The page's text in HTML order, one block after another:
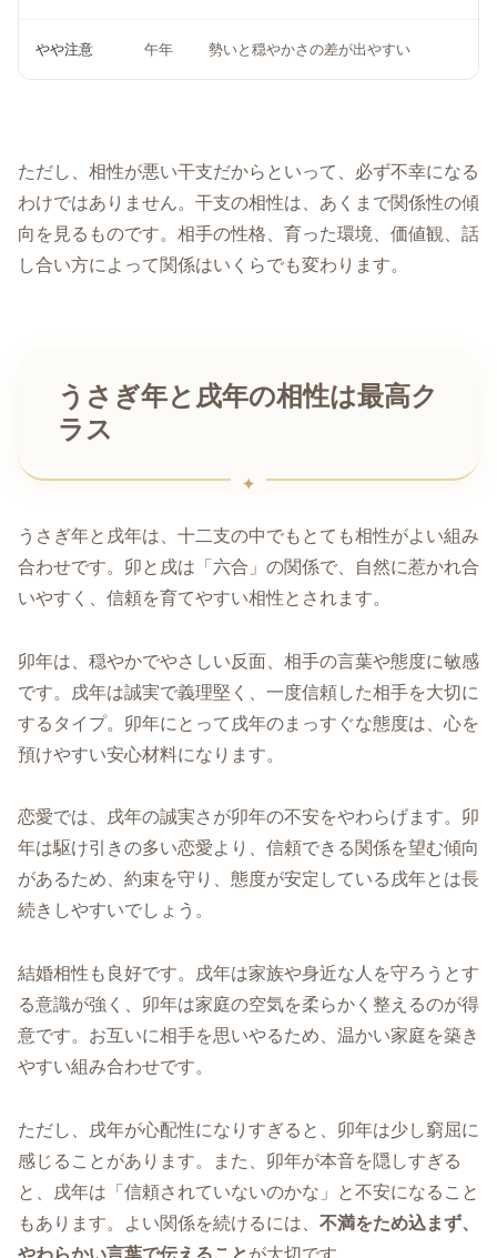
やや注意 午年 勢いと穏やかさの差が出やすい
ただし、相性が悪い干支だからといって、必ず不幸になる
わけではありません。干支の相性は、あくまで関係性の傾
向を見るものです。相手の性格、育った環境、価値観、話
し合い方によって関係はいくらでも変わります。
うさぎ年と戌年の相性は最高ク
ラス
うさぎ年と戌年は、十二支の中でもとても相性がよい組み
合わせです。卯と戌は「六合」の関係で、自然に惹かれ合
いやすく、信頼を育てやすい相性とされます。
卯年は、穏やかでやさしい反面、相手の言葉や態度に敏感
です。戌年は誠実で義理堅く、一度信頼した相手を大切に
するタイプ。卯年にとって戌年のまっすぐな態度は、心を
預けやすい安心材料になります。
恋愛では、戌年の誠実さが卯年の不安をやわらげます。卯
年は駆け引きの多い恋愛より、信頼できる関係を望む傾向
があるため、約束を守り、態度が安定している戌年とは長
続きしやすいでしょう。
結婚相性も良好です。戌年は家族や身近な人を守ろうとす
る意識が強く、卯年は家庭の空気を柔らかく整えるのが得
意です。お互いに相手を思いやるため、温かい家庭を築き
やすい組み合わせです。
ただし、戌年が心配性になりすぎると、卯年は少し窮屈に
感じることがあります。また、卯年が本音を隠しすぎる
と、戌年は「信頼されていないのかな」と不安になること
もあります。よい関係を続けるには、 不満をため込まず、
やわらかい言葉で伝えることが大切です。